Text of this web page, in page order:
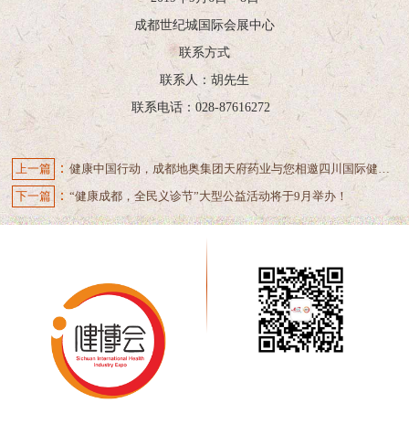
成都世纪城国际会展中心
联系方式
联系人：胡先生
联系电话：028-87616272
上一篇 ：健康中国行动，成都地奥集团天府药业与您相邀四川国际健博会
下一篇 ：“健康成都，全民义诊节”大型公益活动将于9月举办！